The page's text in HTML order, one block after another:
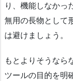
り、機能しなかっ
無用の長物として
は避けましょう。
もとよりそうなら
ツールの目的を明